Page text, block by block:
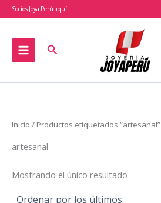
al
Socios Joya Perú aquí
Buscar
Inicio / Productos etiquetados “artesanal”
artesanal
Mostrando el único resultado